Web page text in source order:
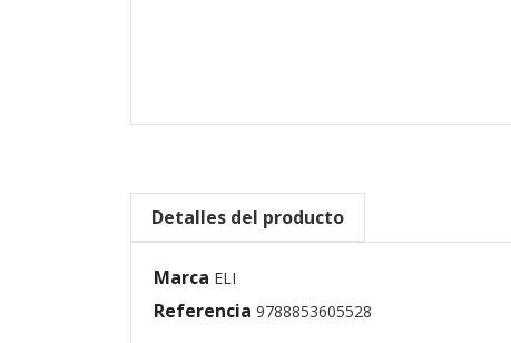
Detalles del producto
Marca ELI
Referencia 9788853605528